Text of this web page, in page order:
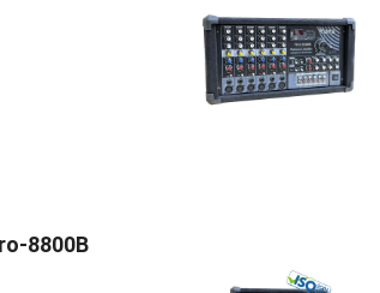
8800B